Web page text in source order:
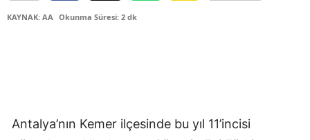
KAYNAK: AA Okunma Süresi: 2 dk
Antalya’nın Kemer ilçesinde bu yıl 11’incisi